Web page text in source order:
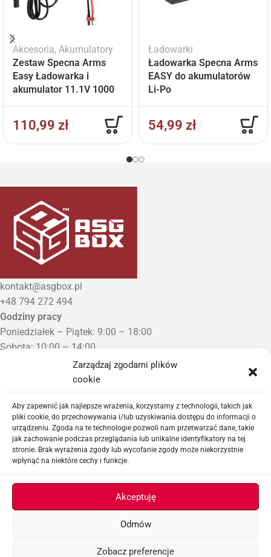
Zarządzaj zgodami plików
cookie
Aby zapewnić jak najlepsze wrażenia, korzystamy z technologii, takich jak
pliki cookie, do przechowywania i/lub uzyskiwania dostępu do informacji o
urządzeniu. Zgoda na te technologie pozwoli nam przetwarzać dane, takie
jak zachowanie podczas przeglądania lub unikalne identyfikatory na tej
stronie. Brak wyrażenia zgody lub wycofanie zgody może niekorzystnie
wpłynąć na niektóre cechy i funkcje.
Akceptuję
Odmów
Zobacz preferencje
Akcesoria, Akumulatory
Zestaw Specna Arms
Easy Ładowarka i
akumulator 11.1V 1000
110,99 zł
Ładowarki
Ładowarka Specna Arms
EASY do akumulatorów
Li-Po
54,99 zł
kontakt@asgbox.pl
+48 794 272 494
Godziny pracy
Poniedziałek – Piątek: 9:00 – 18:00
Sobota: 10:00 – 14:00
Niedziela: Zamknięte
Punkt Odbioru zamówień
Proszę o wcześniejszy kontakt telefoniczny
Sklep airsoftowy i serwis replik ASG